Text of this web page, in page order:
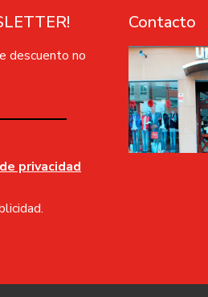
descuento no
privacidad
Contacto